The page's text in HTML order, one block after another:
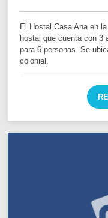
El Hostal Casa Ana en
hostal que cuenta con 3
para 6 personas. Se
colonial.